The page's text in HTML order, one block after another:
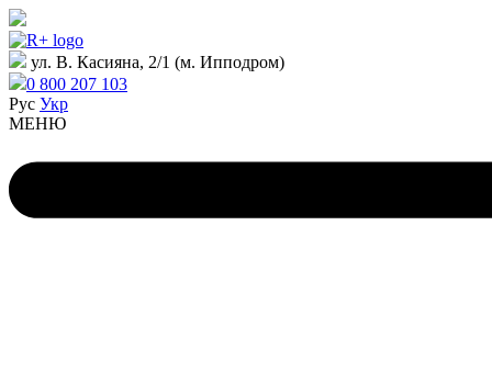
ул. В. Касияна, 2/1 (м. Ипподром)
0 800 207 103
Рус Укр
МЕНЮ